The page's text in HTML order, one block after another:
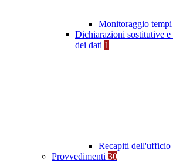
Monitoraggio
Dichiarazioni sostitutive
dei dati 1
Recapiti dell'ufficio
Provvedimenti 30